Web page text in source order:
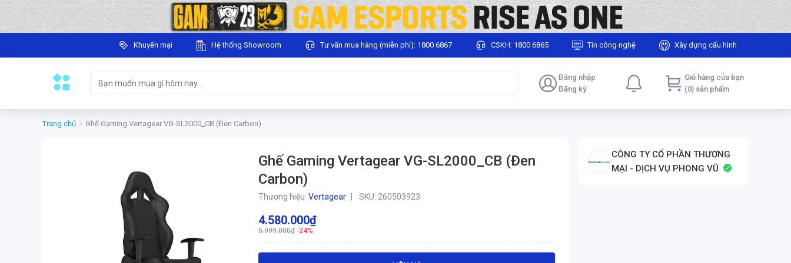
Khuyến mại Hệ thống Showroom Tư vấn mua hàng (miễn phí): 1800 6867 CSKH: 1800 6865 Tin công nghệ Xây dựng cấu hình
Đăng nhập
Đăng ký
Giỏ hàng của bạn
(0) sản phẩm
Trang chủ Ghế Gaming Vertagear VG-SL2000_CB (Đen Carbon)
Ghế Gaming Vertagear VG-SL2000_CB (Đen
Carbon)
Thương hiệu Vertagear SKU: 260503923
4.580.000₫
5.999.000₫ -24%
CÔNG TY CỔ PHẦN THƯƠNG
MẠI - DỊCH VỤ PHONG VŨ